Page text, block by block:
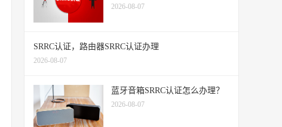
2026-08-07
SRRC认证，路由器SRRC认证办理
2026-08-07
蓝牙音箱SRRC认证怎么办理？
2026-08-07